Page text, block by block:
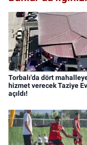
Torbalı'da dört
hizmet verecek Taziye
açıldı!